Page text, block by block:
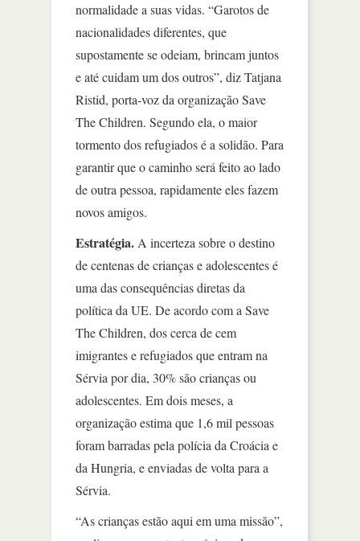
normalidade a suas vidas. “Garotos de
nacionalidades diferentes, que
supostamente se odeiam, brincam juntos
e até cuidam um dos outros”, diz Tatjana
Ristid, porta-voz da organização Save
The Children. Segundo ela, o maior
tormento dos refugiados é a solidão. Para
garantir que o caminho será feito ao lado
de outra pessoa, rapidamente eles fazem
novos amigos.
Estratégia. A incerteza sobre o destino
de centenas de crianças e adolescentes é
uma das consequências diretas da
política da UE. De acordo com a Save
The Children, dos cerca de cem
imigrantes e refugiados que entram na
Sérvia por dia, 30% são crianças ou
adolescentes. Em dois meses, a
organização estima que 1,6 mil pessoas
foram barradas pela polícia da Croácia e
da Hungria, e enviadas de volta para a
Sérvia.
“As crianças estão aqui em uma missão”,